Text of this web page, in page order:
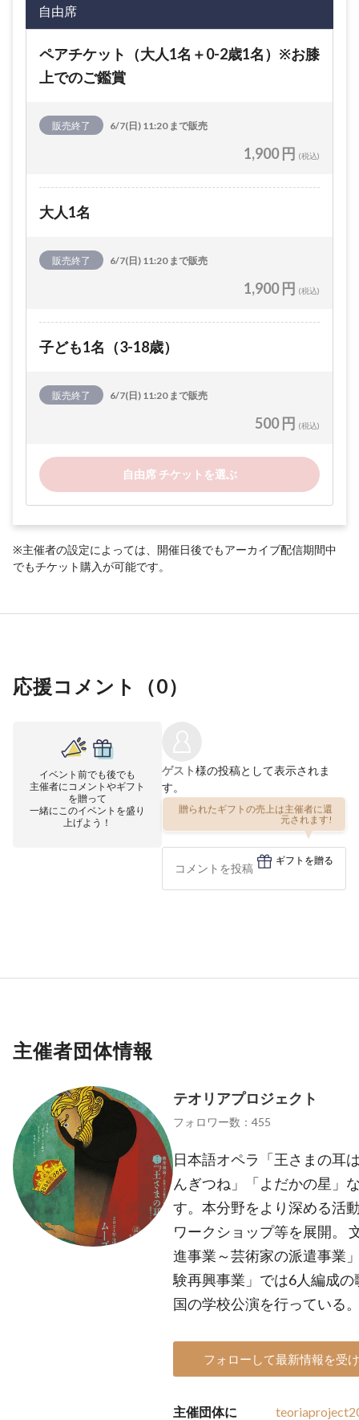
自由席
ペアチケット（大人1名＋0-2歳1名）※お膝
上でのご鑑賞
販売終了 6/7(日) 11:20 まで販売
1,900 円 (税込)
大人1名
販売終了 6/7(日) 11:20 まで販売
1,900 円 (税込)
子ども1名（3-18歳）
販売終了 6/7(日) 11:20 まで販売
500 円 (税込)
自由席 チケットを選ぶ
※主催者の設定によっては、開催日後でもアーカイブ配信期間中
でもチケット購入が可能です。
応援コメント（0）
イベント前でも後でも
主催者にコメントやギフト
を贈って
一緒にこのイベントを盛り
上げよう！
ゲスト様の投稿として表示されま
す。
贈られたギフトの売上は主催者に還
元されます!
ギフトを贈る
主催者団体情報
テオリアプロジェクト
フォロワー数：455
日本語オペラ「王さまの耳
んぎつね」「よだかの星」
す。本分野をより深める活
ワークショップ等を展開。
進事業～芸術家の派遣事業
験再興事業」では6人編成
国の学校公演を行っている
フォローして最新情報を受
主催団体に